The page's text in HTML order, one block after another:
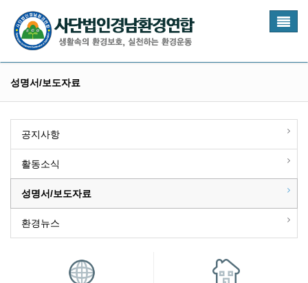
성명서/보도자료
공지사항
활동소식
성명서/보도자료
환경뉴스